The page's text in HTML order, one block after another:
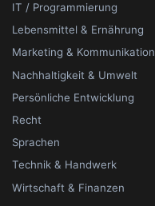
IT / Programmierung
Lebensmittel & Ernährung
Marketing & Kommunikation
Nachhaltigkeit & Umwelt
Persönliche Entwicklung
Recht
Sprachen
Technik & Handwerk
Wirtschaft & Finanzen